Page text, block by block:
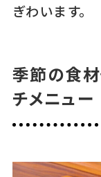
ぎわいます。
季節の食
チメニュー